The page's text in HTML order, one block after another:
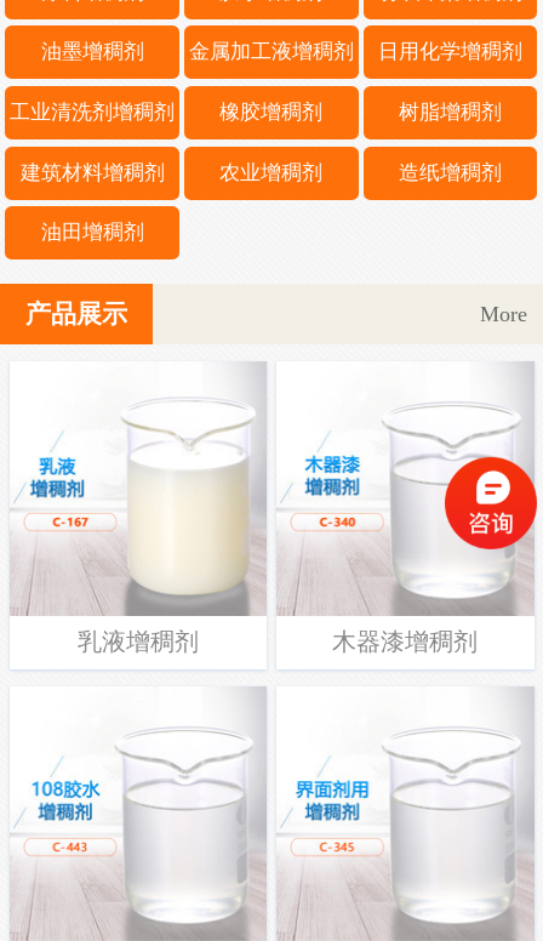
油墨增稠剂 金属加工液增稠剂 日用化学增稠剂
工业清洗剂增稠剂 橡胶增稠剂 树脂增稠剂
建筑材料增稠剂 农业增稠剂 造纸增稠剂
油田增稠剂
产品展示 More
乳液增稠剂 木器漆增稠剂